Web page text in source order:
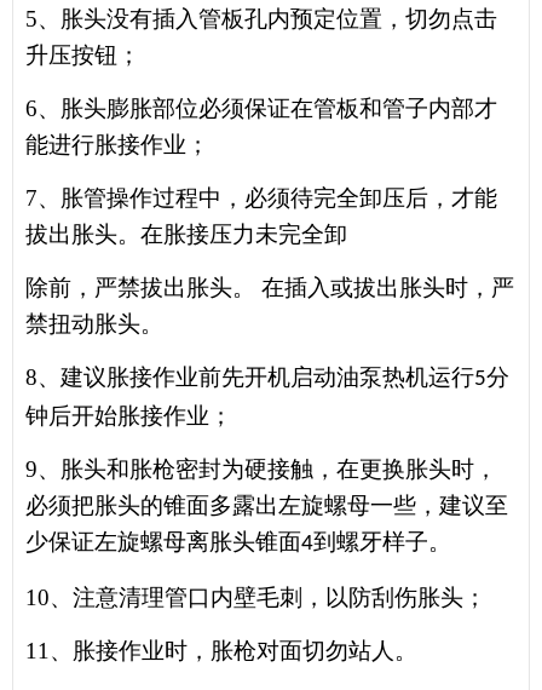
5、 胀头没有插入管板孔内预定位置，切勿点击
升压按钮；
6、 胀头膨胀部位必须保证在管板和管子内部才
能进行胀接作业；
7、 胀管操作过程中，必须待完全卸压后，才能
拔出胀头。在胀接压力未完全卸
除前，严禁拔出胀头。
在插入或拔出胀头时，严
禁扭动胀头。
8、 建议胀接作业前先开机启动油泵热机运行5分
钟后开始胀接作业；
9、 胀头和胀枪密封为硬接触，在更换胀头时，
必须把胀头的锥面多露出左旋螺母一些，建议至
少保证左旋螺母离胀头锥面4到螺牙样子。
10、 注意清理管口内壁毛刺，以防刮伤胀头；
11、 胀接作业时，胀枪对面切勿站人。